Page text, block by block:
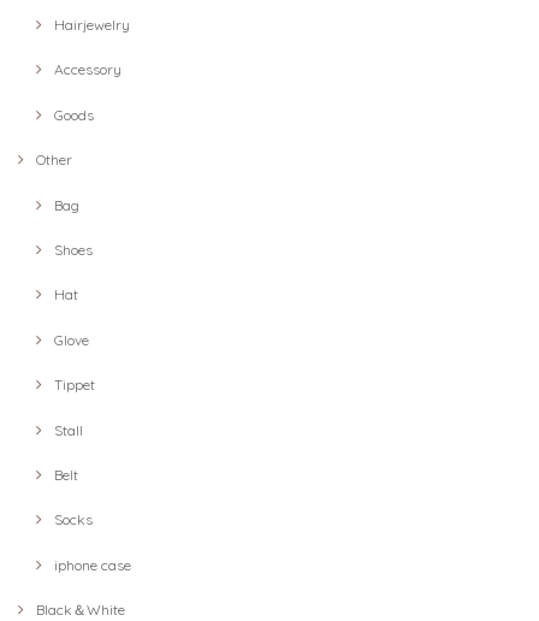
Hairjewelry
Accessory
Goods
Other
Bag
Shoes
Hat
Glove
Tippet
Stall
Belt
Socks
iphone case
Black＆White